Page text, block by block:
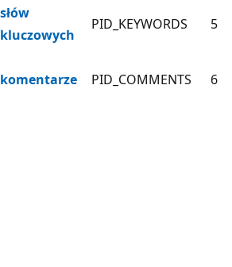
słów
kluczowych
PID_KEYWORDS 5
komentarze PID_COMMENTS 6